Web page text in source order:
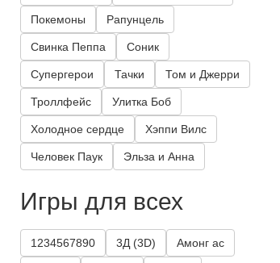
Покемоны Рапунцель
Свинка Пеппа Соник
Супергерои Тачки Том и Джерри
Троллфейс Улитка Боб
Холодное сердце Хэппи Вилс
Человек Паук Эльза и Анна
Игры для всех
1234567890 3Д (3D) Амонг ас